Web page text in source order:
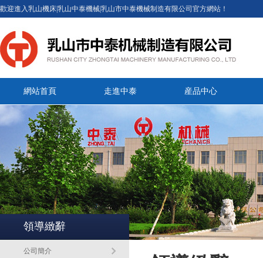
歡迎進入乳山機床|乳山中泰機械|乳山市中泰機械制造有限公司官方網站！
網站首頁 走進中泰 産品中心
領導緻辭
公司簡介